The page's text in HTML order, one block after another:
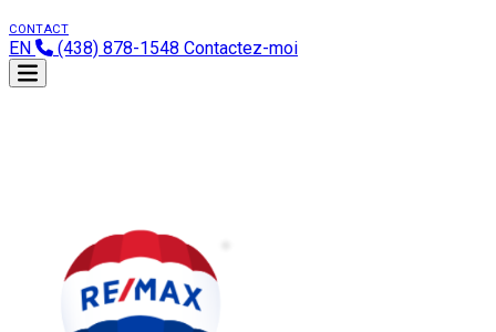
CONTACT
EN (438) 878-1548 Contactez-moi